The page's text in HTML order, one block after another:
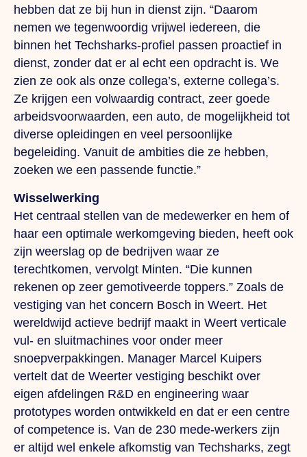
hebben dat ze bij hun in dienst zijn. “Daarom
nemen we tegenwoordig vrijwel iedereen, die
binnen het Techsharks-profiel passen proactief in
dienst, zonder dat er al echt een opdracht is. We
zien ze ook als onze collega’s, externe collega’s.
Ze krijgen een volwaardig contract, zeer goede
arbeidsvoorwaarden, een auto, de mogelijkheid tot
diverse opleidingen en veel persoonlijke
begeleiding. Vanuit de ambities die ze hebben,
zoeken we een passende functie.”
Wisselwerking
Het centraal stellen van de medewerker en hem of
haar een optimale werkomgeving bieden, heeft ook
zijn weerslag op de bedrijven waar ze
terechtkomen, vervolgt Minten. “Die kunnen
rekenen op zeer gemotiveerde toppers.” Zoals de
vestiging van het concern Bosch in Weert. Het
wereldwijd actieve bedrijf maakt in Weert verticale
vul- en sluitmachines voor onder meer
snoepverpakkingen. Manager Marcel Kuipers
vertelt dat de Weerter vestiging beschikt over
eigen afdelingen R&D en engineering waar
prototypes worden ontwikkeld en dat er een centre
of competence is. Van de 230 mede-werkers zijn
er altijd wel enkele afkomstig van Techsharks, zegt